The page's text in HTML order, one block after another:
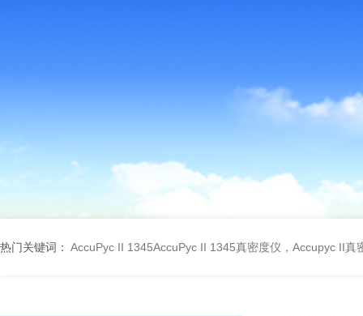
热门关键词： AccuPyc II 1345AccuPyc II 1345真密度仪，Accupyc II真